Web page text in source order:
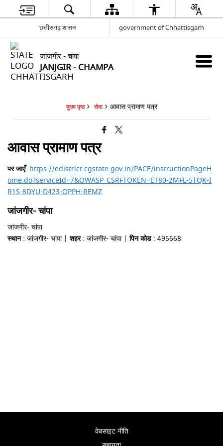
छत्तीसगढ़ शासन government of Chhattisgarh
जांजगीर - चांपा
JANJGIR - CHAMPA
मुख्य पृष्ठ सेवा आवास प्रामाण पत्र
आवास प्रामाण पत्र
पर जाएँ: https://edistrict.cgstate.gov.in/PACE/instructionPageH
ome.do?serviceId=7&OWASP_CSRFTOKEN=ET80-2MFL-5TQK-I
R1S-8DYU-D423-QPPH-REMZ
जांजगीर- चांपा
जांजगीर- चांपा
स्थान: जांजगीर- चांपा |शहर: जांजगीर- चांपा |पिन कोड: 495668
वेबसाइट नीति